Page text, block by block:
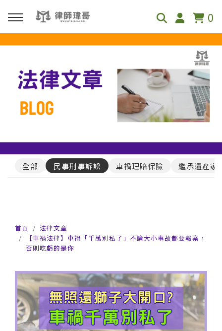
0
回主選單
免費影音資源
Youtube
全部 民事刑事訴訟 車禍理賠保險 繼承遺產家
首頁
法律文章
【車禍法律】車禍「千萬別私了」不論大小事故都要報案，
否則吃虧的是你